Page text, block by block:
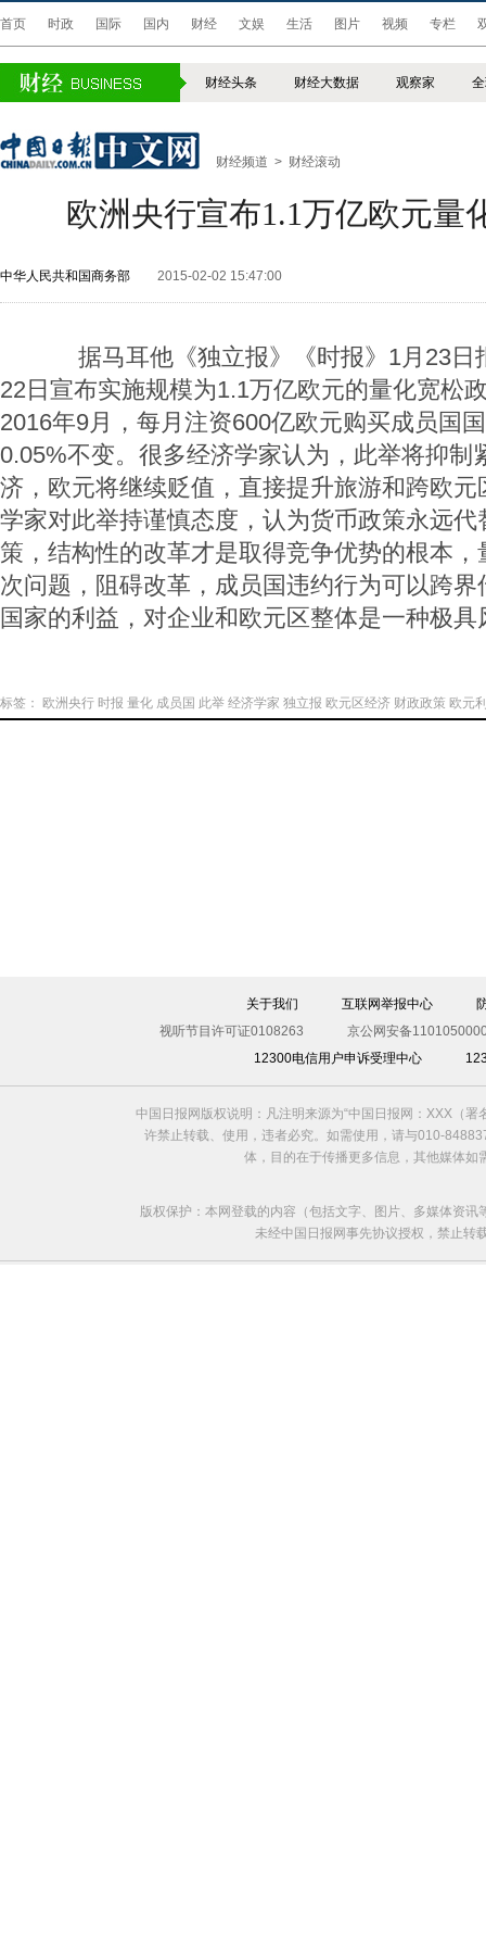
首页 时政 国际 国内 财经 文娱 生活 图片 视频 专栏
财经头条 财经大数据 观察家
财经频道 > 财经滚动
欧洲央行宣布1.1万亿欧元量
中华人民共和国商务部 2015-02-02 15:47:00
据马耳他《独立报》《时报》1月23日
22日宣布实施规模为1.1万亿欧元的量化宽松
2016年9月，每月注资600亿欧元购买成员国
0.05%不变。很多经济学家认为，此举将抑制
济，欧元将继续贬值，直接提升旅游和跨欧
学家对此举持谨慎态度，认为货币政策永远
策，结构性的改革才是取得竞争优势的根本
次问题，阻碍改革，成员国违约行为可以跨
国家的利益，对企业和欧元区整体是一种极
标签： 欧洲央行 时报 量化 成员国 此举 经济学家 独立报 欧元区经济 财政政策 欧元
关于我们 互联网举报中心
视听节目许可证0108263
京公网安备
12300电信用户申诉受理中心
中国日报网版权说明：凡注明来源为“中国日报网：XXX（
许禁止转载、使用，违者必究。如需使用，请与010-
体，目的在于传播更多信息，其他媒体
版权保护：本网登载的内容（包括文字、图片、多媒体资
未经中国日报网事先协议授权，禁止转